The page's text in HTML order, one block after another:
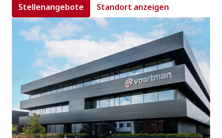
Stellenangebote Standort anzeigen